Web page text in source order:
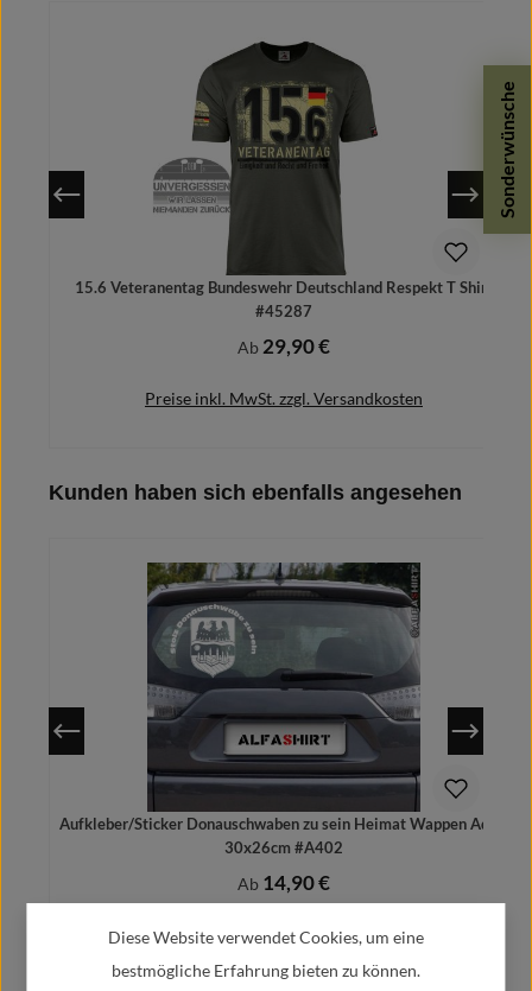
Sonderwünsche
15.6 Veteranentag Bundeswehr Deutschland Respekt T Shirt
#45287
Regulärer Preis:
Ab 29,90 €
Preise inkl. MwSt. zzgl. Versandkosten
Produktgalerie überspringen
Kunden haben sich ebenfalls angesehen
Aufkleber/Sticker Donauschwaben zu sein Heimat Wappen Adler
30x26cm #A402
Regulärer Preis:
Ab 14,90 €
Preise inkl. MwSt. zzgl. Versandkosten
Diese Website verwendet Cookies, um eine
bestmögliche Erfahrung bieten zu können.